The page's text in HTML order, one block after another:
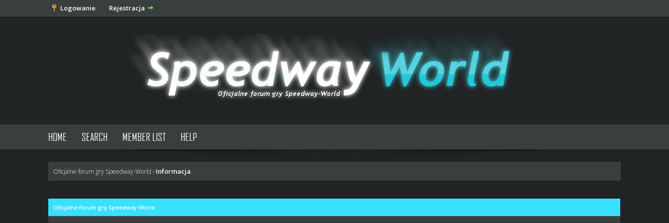
Logowanie Rejestracja
HOME SEARCH MEMBER LIST HELP
Oficjalne forum gry Speedway-World › Informacja
Oficjalne forum gry Speedway-World